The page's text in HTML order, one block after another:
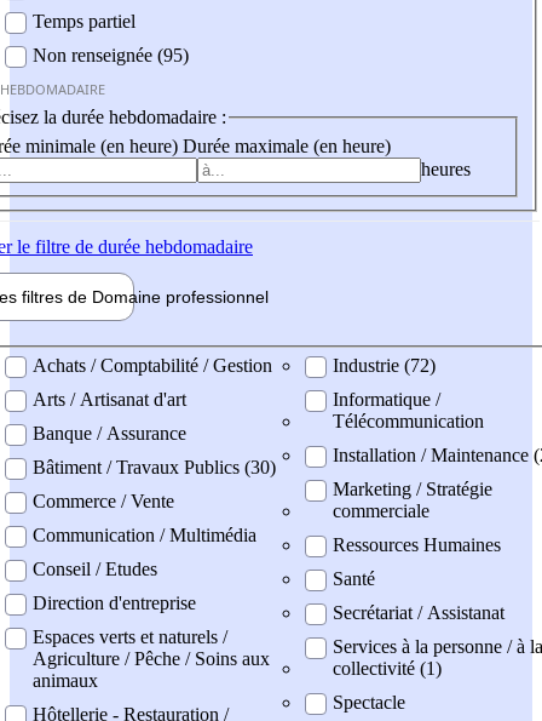
Temps partiel
Non renseignée (95)
la durée hebdomadaire :
minimale (en heure) Durée maximale (en heure)
heures
le filtre de durée hebdomadaire
filtres de Domaine professionnel
professionel
Achats / Comptabilité / Gestion
Arts / Artisanat d'art
Banque / Assurance
Bâtiment / Travaux Publics (30)
Commerce / Vente
Communication / Multimédia
Conseil / Etudes
Direction d'entreprise
Espaces verts et naturels /
Agriculture / Pêche / Soins aux
animaux
Hôtellerie - Restauration /
Industrie (72)
Informatique /
Télécommunication
Installation / Maintenance
Marketing / Stratégie
commerciale
Ressources Humaines
Santé
Secrétariat / Assistanat
Services à la personne / à la
collectivité (1)
Spectacle